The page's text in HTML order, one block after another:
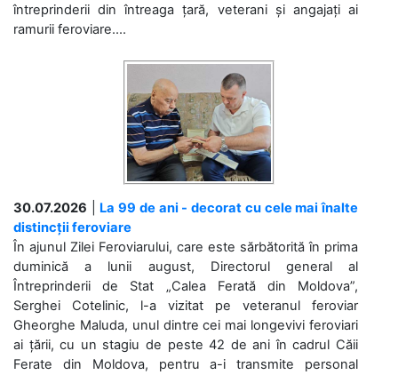
întreprinderii din întreaga țară, veterani și angajați ai
ramurii feroviare....
30.07.2026
La 99 de ani - decorat cu cele mai înalte
distincții feroviare
În ajunul Zilei Feroviarului, care este sărbătorită în prima
duminică a lunii august, Directorul general al
Întreprinderii de Stat „Calea Ferată din Moldova”,
Serghei Cotelinic, l-a vizitat pe veteranul feroviar
Gheorghe Maluda, unul dintre cei mai longevivi feroviari
ai țării, cu un stagiu de peste 42 de ani în cadrul Căii
Ferate din Moldova, pentru a-i transmite personal